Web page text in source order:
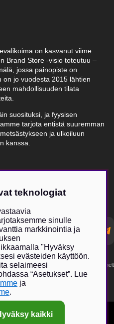
on kasvanut viime
Brand Store -visio toteutuu –
jossa painopiste on
on jo vuodesta 2015 lähtien
mahdollisuuden tilata
suosituksi, ja fyysisen
tarjota entistä suuremman
ja ulkoiluun
kanssa.
till din e-post!*
samarbetspartners. Din prenumeration är helt
teknologiat
sinulle
markkinointia ja
"Hyväksy
evästeiden käyttöön.
selaimeesi
“Asetukset”. Lue
ja
.
kaikki